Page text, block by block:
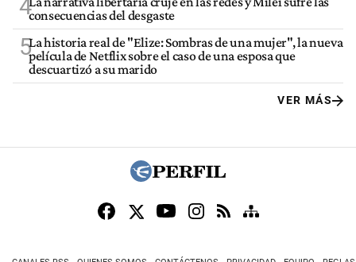
4consecuencias del desgaste
5La historia real de "Elize: Sombras de una mujer", la nueva
película de Netflix sobre el caso de una esposa que
descuartizó a su marido
VER MÁS